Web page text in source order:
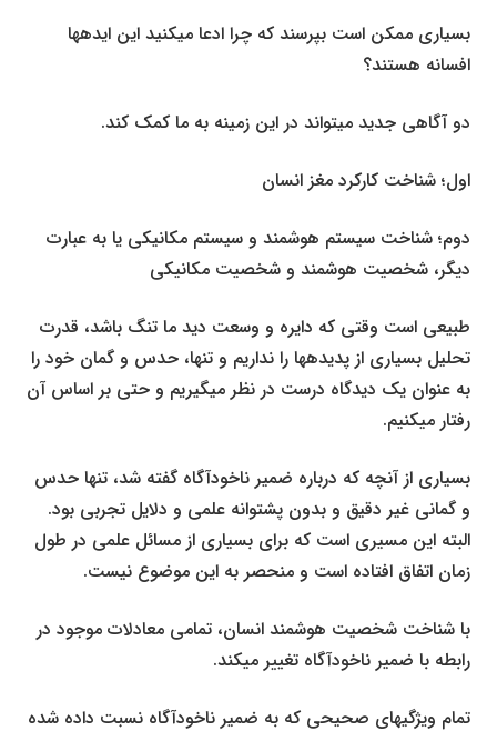
بسیاری ممکن است بپرسند که چرا ادعا می­کنید این ایده­ها
افسانه هستند؟
دو آگاهی جدید می­تواند در این زمینه به ما کمک کند.
اول؛ شناخت کارکرد مغز انسان
دوم؛ شناخت سیستم هوشمند و سیستم مکانیکی یا به عبارت
دیگر، شخصیت هوشمند و شخصیت مکانیکی
طبیعی است وقتی که دایره و وسعت دید ما تنگ باشد، قدرت
تحلیل بسیاری از پدیده­ها را نداریم و تنها، حدس و گمان خود را
به عنوان یک دیدگاه درست در نظر می­گیریم و حتی بر اساس آن
رفتار می­کنیم.
بسیاری از آن­چه که درباره ضمیر ناخودآگاه گفته شد، تنها حدس
و گمانی غیر دقیق و بدون پشتوانه علمی و دلایل تجربی بود.
البته این مسیری است که برای بسیاری از مسائل علمی در طول
زمان اتفاق افتاده است و منحصر به این موضوع نیست.
با شناخت شخصیت هوشمند انسان، تمامی معادلات موجود در
رابطه با ضمیر ناخودآگاه تغییر می­کند.
تمام ویژگی­های صحیحی که به ضمیر ناخودآگاه نسبت داده شده